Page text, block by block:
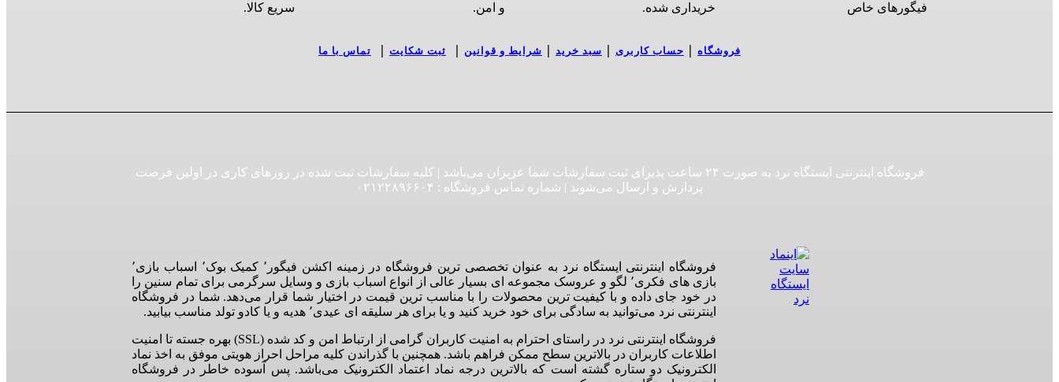
فیگورهای خاص
خریداری شده.
و امن.
سریع کالا.
فروشگاه | حساب کاربری | سبد خرید | شرایط و قوانین | ثبت شکایت | تماس با ما
فروشگاه اینترنتی ایستگاه نرد به صورت ۲۴ ساعت پذیرای ثبت سفارشات شما عزیزان می‌باشد | کلیه سفارشات ثبت شده در روزهای کاری در اولین فرصت
پردازش و ارسال می‌شوند | شماره تماس فروشگاه :‌ ۰۲۱۲۲۸۹۶۶۰۴
فروشگاه اینترنتی ایستگاه نرد به عنوان تخصصی ترین فروشگاه در زمینه اکشن فیگور٬ کمیک بوک٬ اسباب بازی٬
بازی های فکری٬ لگو و عروسک مجموعه ای بسیار عالی از انواع اسباب بازی و وسایل سرگرمی برای تمام سنین را
در خود جای داده و با کیفیت ترین محصولات را با مناسب ترین قیمت در اختیار شما قرار می‌دهد. شما در فروشگاه
اینترنتی نرد می‌توانید به سادگی برای خود خرید کنید و یا برای هر سلیقه ای عیدی٬ هدیه و یا کادو تولد مناسب بیابید.
فروشگاه اینترنتی نرد در راستای احترام به امنیت کاربران گرامی از ارتباط امن و کد شده (SSL) بهره جسته تا امنیت
اطلاعات کاربران در بالاترین سطح ممکن فراهم باشد. همچنین با گذراندن کلیه مراحل احراز هویتی موفق به اخذ نماد
الکترونیک دو ستاره گشته است که بالاترین درجه نماد اعتماد الکترونیک می‌باشد. پس آسوده خاطر در فروشگاه